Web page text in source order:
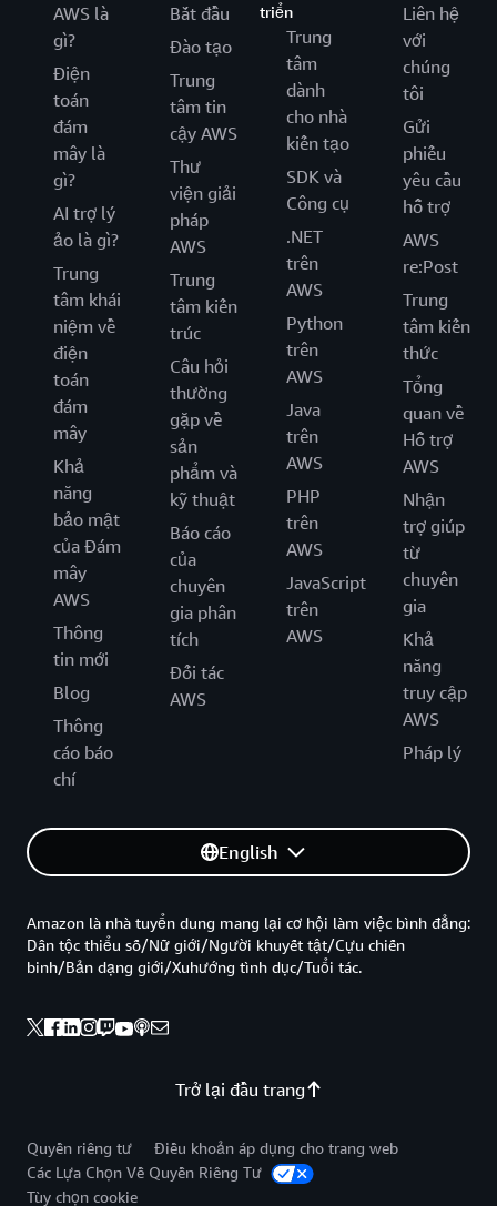
AWS là
gì?
Điện
toán
đám
mây là
gì?
AI trợ lý
ảo là gì?
Trung
tâm khái
niệm về
điện
toán
đám
mây
Khả
năng
bảo mật
của Đám
mây
AWS
Thông
tin mới
Blog
Thông
cáo báo
chí
Bắt đầu
Đào tạo
Trung
tâm tin
cậy AWS
Thư
viện giải
pháp
AWS
Trung
tâm kiến
trúc
Câu hỏi
thường
gặp về
sản
phẩm và
kỹ thuật
Báo cáo
của
chuyên
gia phân
tích
Đối tác
AWS
triển
Trung
tâm
dành
cho nhà
kiến tạo
SDK và
Công cụ
.NET
trên
AWS
Python
trên
AWS
Java
trên
AWS
PHP
trên
AWS
JavaScript
trên
AWS
Liên hệ
với
chúng
tôi
Gửi
phiếu
yêu cầu
hỗ trợ
AWS
re:Post
Trung
tâm kiến
thức
Tổng
quan về
Hỗ trợ
AWS
Nhận
trợ giúp
từ
chuyên
gia
Khả
năng
truy cập
AWS
Pháp lý
English
Trở lại đầu trang
Amazon là nhà tuyển dung mang lại cơ hội làm việc bình đẳng:
Dân tộc thiểu số/Nữ giới/Người khuyết tật/Cựu chiến
binh/Bản dạng giới/Xuhướng tình dục/Tuổi tác.
Quyền riêng tư
Điều khoản áp dụng cho trang web
Các Lựa Chọn Về Quyền Riêng Tư
Tùy chọn cookie